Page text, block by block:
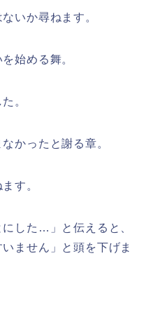
いか尋ねます。
始める舞。
。
かったと謝る章。
す。
した…」と伝えると、
ません」と頭を下げま